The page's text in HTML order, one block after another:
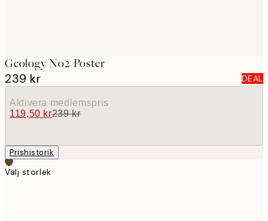
Geology No2 Poster
239 kr DEAL
Aktivera medlemspris
119,50 kr239 kr
Prishistorik
Välj storlek